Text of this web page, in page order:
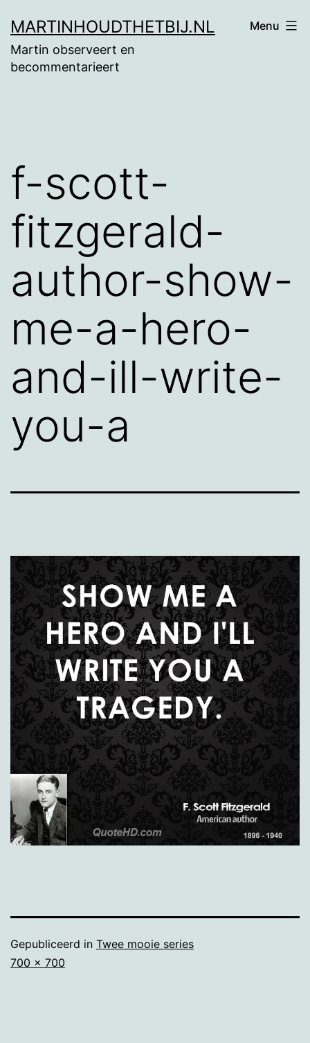
naar
de
MARTINHOUDTHETBIJ.NL
Martin observeert en
becommentarieert
Menu
f-scott-
fitzgerald-
author-show-
me-a-hero-
and-ill-write-
you-a
Gepubliceerd in Twee mooie series
Volledige
700 × 700